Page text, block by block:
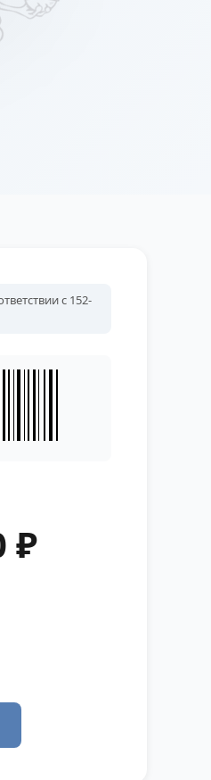
с 152-
₽